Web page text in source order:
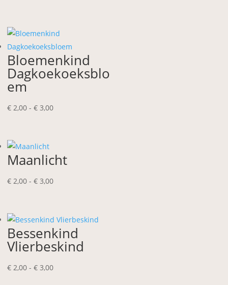
Bloemenkind
Dagkoekoeksblo
em
€ 2,00 - € 3,00Prijsklasse:
Maanlicht
€ 2,00 - € 3,00Prijsklasse:
€ 3,00
Bessenkind
Vlierbeskind
€ 2,00 - € 3,00Prijsklasse: